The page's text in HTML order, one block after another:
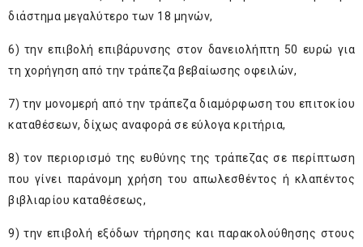
διάστημα μεγαλύτερο των 18 μηνών,
6) την επιβολή επιβάρυνσης στον δανειολήπτη 50 ευρώ για
τη χορήγηση από την τράπεζα βεβαίωσης οφειλών,
7) την μονομερή από την τράπεζα διαμόρφωση του επιτοκίου
καταθέσεων, δίχως αναφορά σε εύλογα κριτήρια,
8) τον περιορισμό της ευθύνης της τράπεζας σε περίπτωση
που γίνει παράνομη χρήση του απωλεσθέντος ή κλαπέντος
βιβλιαρίου καταθέσεως,
9) την επιβολή εξόδων τήρησης και παρακολούθησης στους